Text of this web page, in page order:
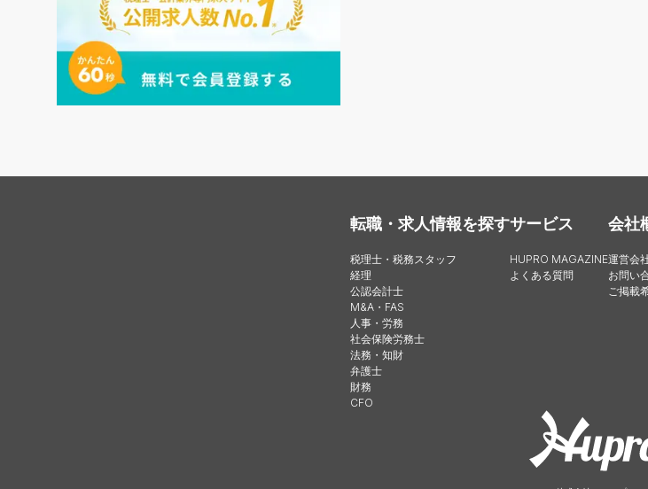
転職・求人情報を探す
税理士・税務スタッフ
経理
公認会計士
M&A・FAS
人事・労務
社会保険労務士
法務・知財
弁護士
財務
CFO
サービス
HUPRO MAGAZINE
よくある質問
会社
運営会
お問い
ご掲載